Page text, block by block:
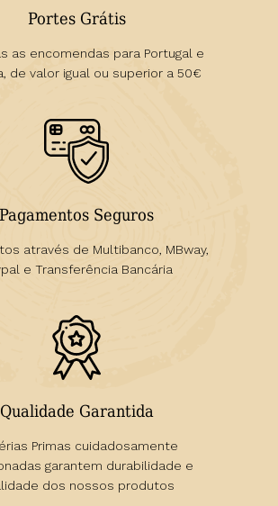
Portes Grátis
as encomendas para Portugal e
de valor igual ou superior a 50€
Pagamentos Seguros
através de Multibanco, MBway,
e Transferência Bancária
Qualidade Garantida
Primas cuidadosamente
garantem durabilidade e
dos nossos produtos